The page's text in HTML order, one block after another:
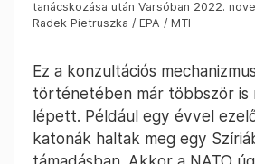
tanácskozása után Varsóban 2022.
Radek Pietruszka / EPA / MTI
Ez a konzultációs
történetében már többször is
lépett. Például egy évvel
katonák haltak meg egy